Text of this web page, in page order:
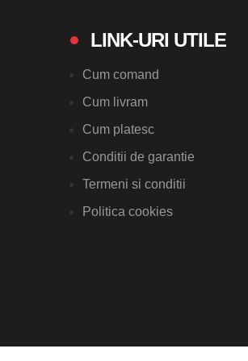
LINK-URI UTILE
Cum comand
Cum livram
Cum platesc
Conditii de garantie
Termeni si conditii
Politica cookies